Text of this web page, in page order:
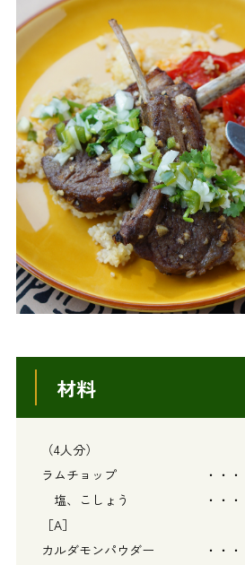
材料
（4人分）
ラムチョップ ・・・
塩、こしょう ・・・
［A］
カルダモンパウダー ・・・